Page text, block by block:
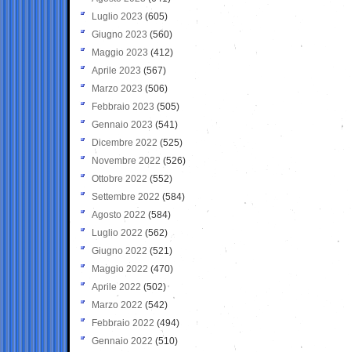
Luglio 2023 (605)
Giugno 2023 (560)
Maggio 2023 (412)
Aprile 2023 (567)
Marzo 2023 (506)
Febbraio 2023 (505)
Gennaio 2023 (541)
Dicembre 2022 (525)
Novembre 2022 (526)
Ottobre 2022 (552)
Settembre 2022 (584)
Agosto 2022 (584)
Luglio 2022 (562)
Giugno 2022 (521)
Maggio 2022 (470)
Aprile 2022 (502)
Marzo 2022 (542)
Febbraio 2022 (494)
Gennaio 2022 (510)